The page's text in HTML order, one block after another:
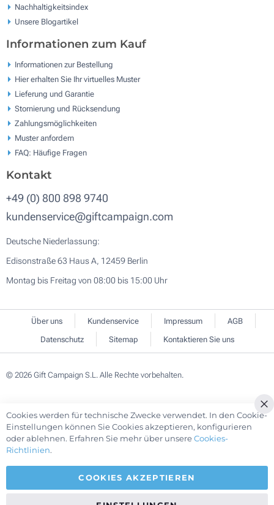
Nachhaltigkeitsindex
Unsere Blogartikel
Informationen zum Kauf
Informationen zur Bestellung
Hier erhalten Sie Ihr virtuelles Muster
Lieferung und Garantie
Stornierung und Rücksendung
Zahlungsmöglichkeiten
Muster anfordern
FAQ: Häufige Fragen
Kontakt
+49 (0) 800 898 9740
kundenservice@giftcampaign.com
Deutsche Niederlassung:
Edisonstraße 63 Haus A, 12459 Berlin
Montag bis Freitag von 08:00 bis 15:00 Uhr
Über uns Kundenservice Impressum
AGB
Datenschutz
Sitemap Kontaktieren Sie uns
© 2026 Gift Campaign S.L. Alle Rechte vorbehalten.
Cookies werden für technische Zwecke verwendet. In den Cookie-
Einstellungen können Sie Cookies akzeptieren, konfigurieren
oder ablehnen. Erfahren Sie mehr über unsereCookies-
Richtlinien.
COOKIES AKZEPTIEREN